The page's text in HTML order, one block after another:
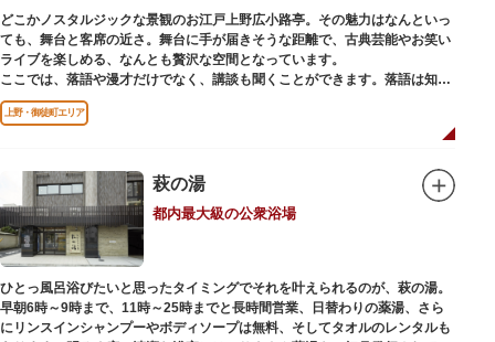
どこかノスタルジックな景観のお江戸上野広小路亭。その魅力はなんといっ
ても、舞台と客席の近さ。舞台に手が届きそうな距離で、古典芸能やお笑い
ライブを楽しめる、なんとも贅沢な空間となっています。
ここでは、落語や漫才だけでなく、講談も聞くことができます。落語は知っ
ているけど講談ってなんだろう？と思われた方も、ぜひ一度お江戸上野広小
路亭をのぞいてみませんか？
上野・御徒町エリア
萩の湯
都内最大級の公衆浴場
ひとっ風呂浴びたいと思ったタイミングでそれを叶えられるのが、萩の湯。
早朝6時～9時まで、11時～25時までと長時間営業、日替わりの薬湯、さら
にリンスインシャンプーやボディソープは無料、そしてタオルのレンタルも